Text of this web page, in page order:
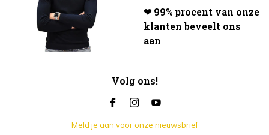
❤ 99% procent van onze
klanten beveelt ons
aan
Volg ons!
Meld je aan voor onze nieuwsbrief